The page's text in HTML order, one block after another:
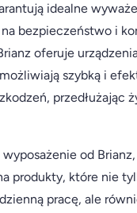
idealne
na bezpieczeństwo i
oferuje
szybką i
przedłużając
od
produkty, które nie
pracę, ale